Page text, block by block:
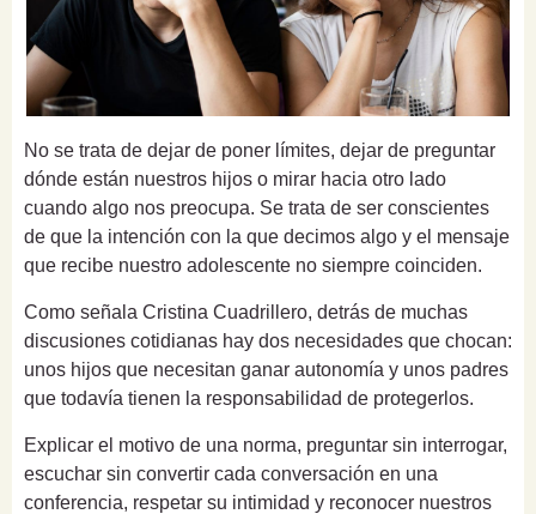
No se trata de dejar de poner límites, dejar de preguntar
dónde están nuestros hijos o mirar hacia otro lado
cuando algo nos preocupa. Se trata de ser conscientes
de que la intención con la que decimos algo y el mensaje
que recibe nuestro adolescente no siempre coinciden.
Como señala Cristina Cuadrillero, detrás de muchas
discusiones cotidianas hay dos necesidades que chocan:
unos hijos que necesitan ganar autonomía y unos padres
que todavía tienen la responsabilidad de protegerlos.
Explicar el motivo de una norma, preguntar sin interrogar,
escuchar sin convertir cada conversación en una
conferencia, respetar su intimidad y reconocer nuestros